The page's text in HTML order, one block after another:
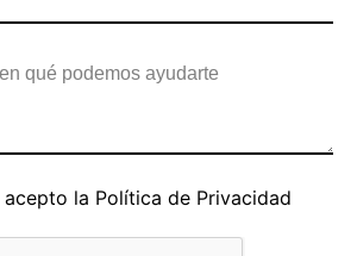
la Política de Privacidad